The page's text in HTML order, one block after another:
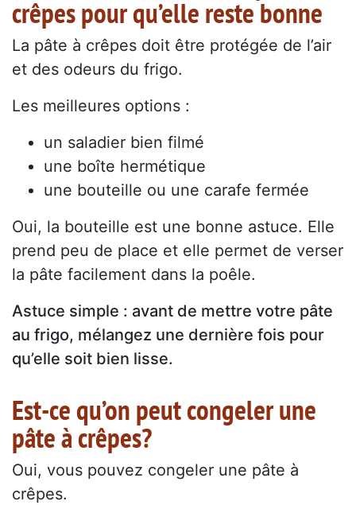
crêpes pour qu’elle reste bonne
La pâte à crêpes doit être protégée de l’air
et des odeurs du frigo.
Les meilleures options :
un saladier bien filmé
une boîte hermétique
une bouteille ou une carafe fermée
Oui, la bouteille est une bonne astuce. Elle
prend peu de place et elle permet de verser
la pâte facilement dans la poêle.
Astuce simple : avant de mettre votre pâte
au frigo, mélangez une dernière fois pour
qu’elle soit bien lisse.
Est-ce qu’on peut congeler une
pâte à crêpes?
Oui, vous pouvez congeler une pâte à
crêpes.